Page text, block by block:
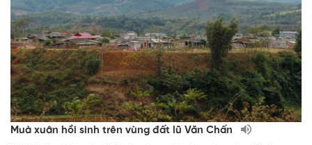
Muà xuân hồi sinh trên vùng đất lũ Văn Chấn